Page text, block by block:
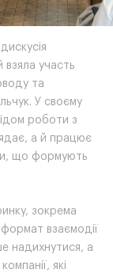
взяла участь
та
У своєму
роботи з
а й працює
що формують
зокрема
взаємодії
надихнутися, а
які